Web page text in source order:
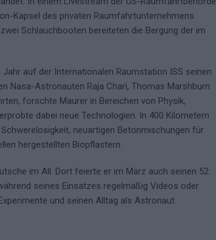
– der Europa-Park 2026 macht vieles neu
beunruhigend – unser Kommentar zum ESC 2026
Kapsel des privaten Raumfahrtunternehmens
Schlauchbooten bereiteten die Bergung der im
auf der Internationalen Raumstation ISS seinen
Nasa-Astronauten Raja Chari, Thomas Marshburn
forschte Maurer in Bereichen von Physik,
dabei neue Technologien. In 400 Kilometern
neuartigen Betonmischungen für
hergestellten Biopflastern.
im All. Dort feierte er im März auch seinen 52.
seines Einsatzes regelmäßig Videos oder
und seinen Alltag als Astronaut